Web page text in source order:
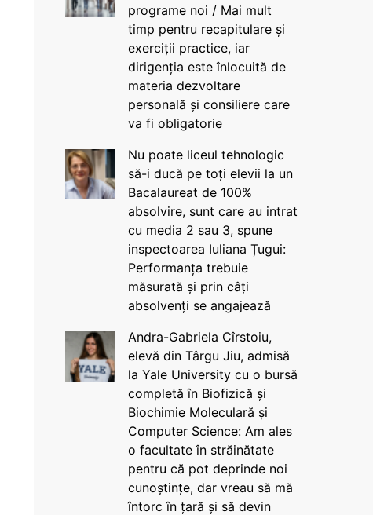
programe noi / Mai mult
timp pentru recapitulare și
exerciții practice, iar
dirigenția este înlocuită de
materia dezvoltare
personală și consiliere care
va fi obligatorie
Nu poate liceul tehnologic
să-i ducă pe toți elevii la un
Bacalaureat de 100%
absolvire, sunt care au intrat
cu media 2 sau 3, spune
inspectoarea Iuliana Țugui:
Performanța trebuie
măsurată și prin câți
absolvenți se angajează
Andra-Gabriela Cîrstoiu,
elevă din Târgu Jiu, admisă
la Yale University cu o bursă
completă în Biofizică și
Biochimie Moleculară și
Computer Science: Am ales
o facultate în străinătate
pentru că pot deprinde noi
cunoștințe, dar vreau să mă
întorc în țară și să devin